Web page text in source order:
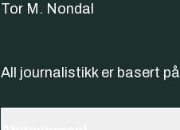
Tor M. Nondal
All journalistikk er basert på